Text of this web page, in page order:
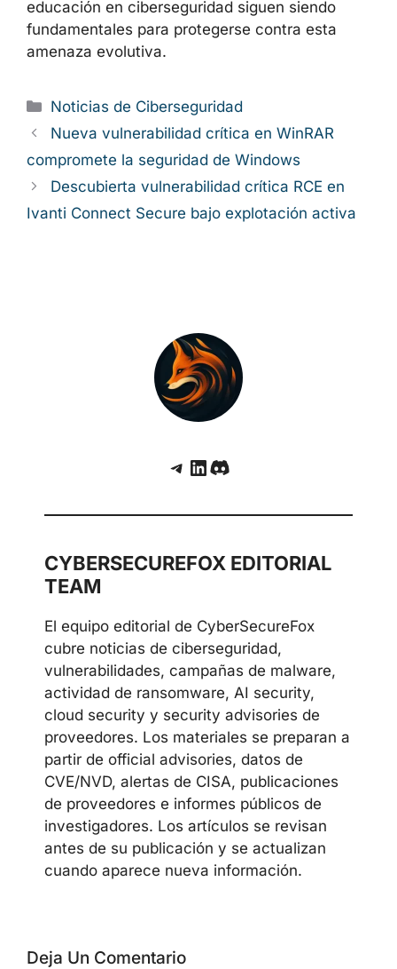
educación en ciberseguridad siguen siendo
fundamentales para protegerse contra esta
amenaza evolutiva.
Categorías
Noticias de Ciberseguridad
Nueva vulnerabilidad crítica en WinRAR
compromete la seguridad de Windows
Descubierta vulnerabilidad crítica RCE en
Ivanti Connect Secure bajo explotación activa
Telegram
LinkedIn
Discord
CYBERSECUREFOX EDITORIAL
TEAM
El equipo editorial de CyberSecureFox
cubre noticias de ciberseguridad,
vulnerabilidades, campañas de malware,
actividad de ransomware, AI security,
cloud security y security advisories de
proveedores. Los materiales se preparan a
partir de official advisories, datos de
CVE/NVD, alertas de CISA, publicaciones
de proveedores e informes públicos de
investigadores. Los artículos se revisan
antes de su publicación y se actualizan
cuando aparece nueva información.
Deja Un Comentario